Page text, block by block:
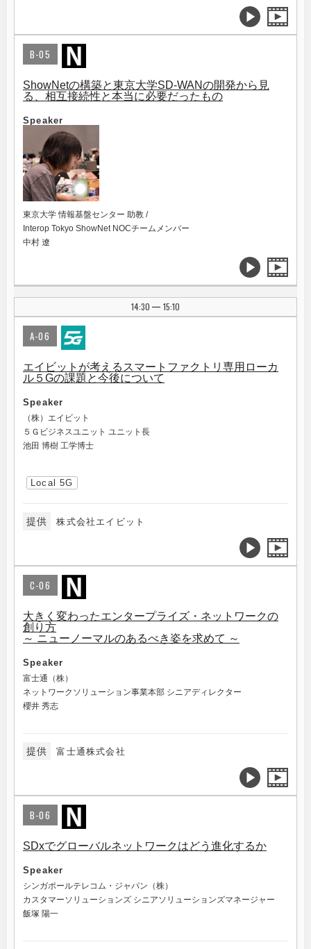
B-05
ShowNetの構築と東京大学SD-WANの開発から見
る、相互接続性と本当に必要だったもの
Speaker
東京大学 情報基盤センター 助教 /
Interop Tokyo ShowNet NOCチームメンバー
中村 遼
14:30 | 15:10
A-06
エイビットが考えるスマートファクトリ専用ローカ
ル５Gの課題と今後について
Speaker
（株）エイビット
５Ｇビジネスユニット ユニット長
池田 博樹 工学博士
Local 5G
提供 株式会社エイビット
C-06
大きく変わったエンタープライズ・ネットワークの
創り方
～ ニューノーマルのあるべき姿を求めて ～
Speaker
富士通（株）
ネットワークソリューション事業本部 シニアディレクター
櫻井 秀志
提供 富士通株式会社
B-06
SDxでグローバルネットワークはどう進化するか
Speaker
シンガポールテレコム・ジャパン（株）
カスタマーソリューションズ シニアソリューションズマネージャー
飯塚 陽一